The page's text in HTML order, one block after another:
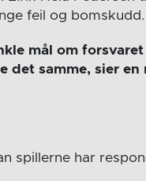
feil og bomskudd.
mål om
det samme, sier en
spillerne har